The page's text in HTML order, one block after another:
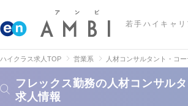
若手ハイキャ
ハイクラス求人TOP 営業系 人材コンサルタント・コ
フレックス勤務の人材コンサル
求人情報